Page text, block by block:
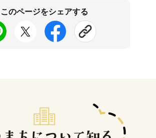
このページをシェアする